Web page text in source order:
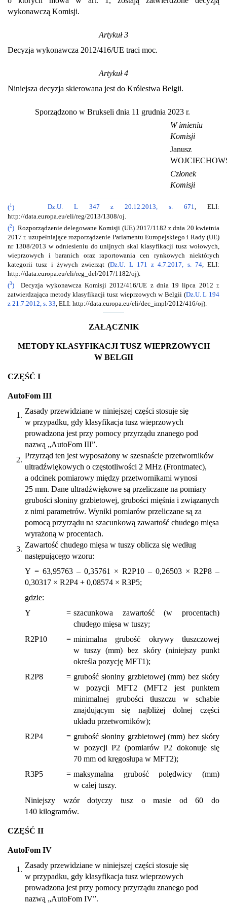
wykonawczą Komisji.
Artykuł 3
Decyzja wykonawcza 2012/416/UE traci moc.
Artykuł 4
Niniejsza decyzja skierowana jest do Królestwa Belgii.
Sporządzono w Brukseli dnia 11 grudnia 2023 r.
W imieniu
Komisji
Janusz
Członek
Komisji
(1 ) Dz.U. L 347 z 20.12.2013, s. 671, ELI:
http://data.europa.eu/eli/reg/2013/1308/oj.
(2) Rozporządzenie delegowane Komisji (UE) 2017/1182 z dnia 20 kwietnia
2017 r. uzupełniające rozporządzenie Parlamentu Europejskiego i Rady (UE)
nr 1308/2013 w odniesieniu do unijnych skal klasyfikacji tusz wołowych,
wieprzowych i baranich oraz raportowania cen rynkowych niektórych
kategorii tusz i żywych zwierząt (Dz.U. L 171 z 4.7.2017, s. 74, ELI:
http://data.europa.eu/eli/reg_del/2017/1182/oj).
(3) Decyzja wykonawcza Komisji 2012/416/UE z dnia 19 lipca 2012 r.
zatwierdzająca metody klasyfikacji tusz wieprzowych w Belgii (Dz.U. L 194
z 21.7.2012, s. 33, ELI: http://data.europa.eu/eli/dec_impl/2012/416/oj).
ZAŁĄCZNIK
METODY KLASYFIKACJI TUSZ WIEPRZOWYCH
W BELGII
CZĘŚĆ I
AutoFom III
1. Zasady przewidziane w niniejszej części stosuje się
w przypadku, gdy klasyfikacja tusz wieprzowych
prowadzona jest przy pomocy przyrządu znanego pod
nazwą „AutoFom III”.
2. Przyrząd ten jest wyposażony w szesnaście przetworników
ultradźwiękowych o częstotliwości 2 MHz (Frontmatec),
a odcinek pomiarowy między przetwornikami wynosi
25 mm. Dane ultradźwiękowe są przeliczane na pomiary
grubości słoniny grzbietowej, grubości mięśnia i związanych
z nimi parametrów. Wyniki pomiarów przeliczane są za
pomocą przyrządu na szacunkową zawartość chudego mięsa
wyrażoną w procentach.
3. Zawartość chudego mięsa w tuszy oblicza się według
następującego wzoru:
Y = 63,95763 – 0,35761 × R2P10 – 0,26503 × R2P8 –
0,30317 × R2P4 + 0,08574 × R3P5;
gdzie:
Y
= szacunkowa zawartość (w procentach)
chudego mięsa w tuszy;
R2P10
= minimalna grubość okrywy tłuszczowej
w tuszy (mm) bez skóry (niniejszy punkt
określa pozycję MFT1);
R2P8
= grubość słoniny grzbietowej (mm) bez skóry
w pozycji MFT2 (MFT2 jest punktem
minimalnej grubości tłuszczu w schabie
znajdującym się najbliżej dolnej części
układu przetworników);
R2P4
= grubość słoniny grzbietowej (mm) bez skóry
w pozycji P2 (pomiarów P2 dokonuje się
70 mm od kręgosłupa w MFT2);
R3P5
= maksymalna grubość polędwicy (mm)
w całej tuszy.
Niniejszy wzór dotyczy tusz o masie od 60 do
140 kilogramów.
CZĘŚĆ II
AutoFom IV
1. Zasady przewidziane w niniejszej części stosuje się
w przypadku, gdy klasyfikacja tusz wieprzowych
prowadzona jest przy pomocy przyrządu znanego pod
nazwą „AutoFom IV”.